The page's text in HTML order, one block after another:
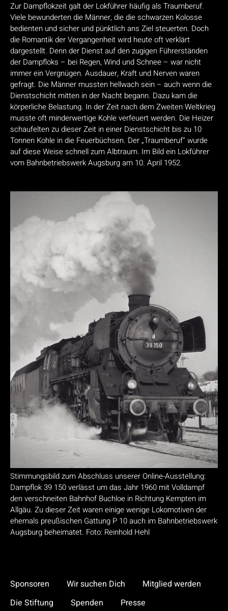
Zur Dampflokzeit galt der Lokführer häufig als Traumberuf.
Viele bewunderten die Männer, die die schwarzen Kolosse
bedienten und sicher und pünktlich ans Ziel steuerten. Doch
die Romantik der Vergangenheit wird heute oft verklärt
dargestellt. Denn der Dienst auf den zugigen Führerständen
der Dampfloks – bei Regen, Wind und Schnee – war nicht
immer ein Vergnügen. Ausdauer, Kraft und Nerven waren
gefragt. Die Männer mussten hellwach sein – auch wenn die
Dienstschicht mitten in der Nacht begann. Dazu kam die
körperliche Belastung. In der Zeit nach dem Zweiten Weltkrieg
musste oft minderwertige Kohle verfeuert werden. Die Heizer
schaufelten zu dieser Zeit in einer Dienstschicht bis zu 10
Tonnen Kohle in die Feuerbüchsen. Der „Traumberuf“ wurde
auf diese Weise schnell zum Albtraum. Im Bild ein Lokführer
vom Bahnbetriebswerk Augsburg am 10. April 1952.
Stimmungsbild zum Abschluss unserer Online-Ausstellung:
Dampflok 39 150 verlässt um das Jahr 1960 mit Volldampf
den verschneiten Bahnhof Buchloe in Richtung Kempten im
Allgäu. Zu dieser Zeit waren einige wenige Lokomotiven der
ehemals preußischen Gattung P 10 auch im Bahnbetriebswerk
Augsburg beheimatet. Foto: Reinhold Hehl
Sponsoren Wir suchen Dich
Mitglied werden
Die Stiftung
Spenden Presse